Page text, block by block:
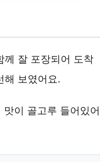
께 잘 포장되어 도착
해 보였어요.
이 골고루 들어있어